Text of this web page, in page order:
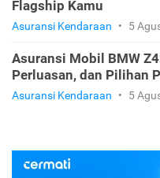
Flagship Kamu
Asuransi Kendaraan • 5
Asuransi Mobil BMW
Perluasan, dan Pilihan
Asuransi Kendaraan • 5